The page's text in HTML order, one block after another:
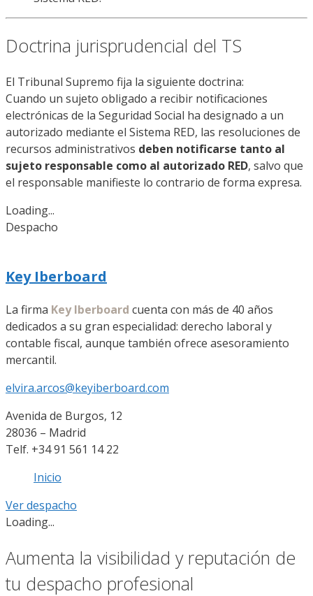
Doctrina jurisprudencial del TS
El Tribunal Supremo fija la siguiente doctrina:
Cuando un sujeto obligado a recibir notificaciones
electrónicas de la Seguridad Social ha designado a un
autorizado mediante el Sistema RED, las resoluciones de
recursos administrativos deben notificarse tanto al
sujeto responsable como al autorizado RED, salvo que
el responsable manifieste lo contrario de forma expresa.
Loading...
Despacho
Key Iberboard
La firma Key Iberboard cuenta con más de 40 años
dedicados a su gran especialidad: derecho laboral y
contable fiscal, aunque también ofrece asesoramiento
mercantil.
elvira.arcos@keyiberboard.com
Avenida de Burgos, 12
28036 – Madrid
Telf. +34 91 561 14 22
Inicio
Ver despacho
Loading...
Aumenta la visibilidad y reputación de
tu despacho profesional